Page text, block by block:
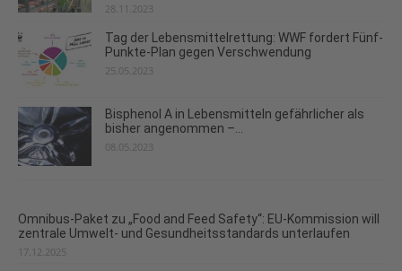
28.11.2023
Tag der Lebensmittelrettung: WWF fordert Fünf-
Punkte-Plan gegen Verschwendung
25.05.2023
Bisphenol A in Lebensmitteln gefährlicher als
bisher angenommen –...
08.05.2023
Omnibus-Paket zu „Food and Feed Safety“: EU-Kommission will
zentrale Umwelt- und Gesundheitsstandards unterlaufen
17.12.2025